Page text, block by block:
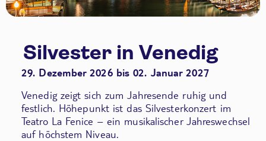
Silvester in Venedig
29. Dezember 2026 bis 02. Januar 2027
Venedig zeigt sich zum Jahresende ruhig und
festlich. Höhepunkt ist das Silvesterkonzert im
Teatro La Fenice – ein musikalischer Jahreswechsel
auf höchstem Niveau.